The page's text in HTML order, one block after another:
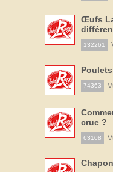
Œufs
132261
Poulets
74363
crue ?
63108